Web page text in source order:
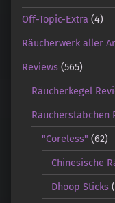
Off-Topic-Extra (4)
Räucherwerk aller
Reviews (565)
Räucherkegel
Räucherstäbchen
"Coreless" (62)
Chinesische
Dhoop Sticks